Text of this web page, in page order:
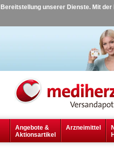
unserer Dienste. Mit
Angebote &
Aktionsartikel
Arzneimittel